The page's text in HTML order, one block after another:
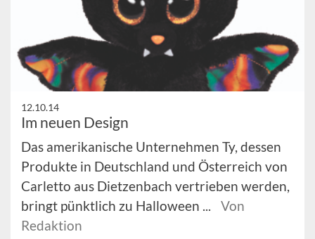
12.10.14
Im neuen Design
Das amerikanische Unternehmen Ty, dessen
Produkte in Deutschland und Österreich von
Carletto aus Dietzenbach vertrieben werden,
bringt pünktlich zu Halloween ...
Von
Redaktion